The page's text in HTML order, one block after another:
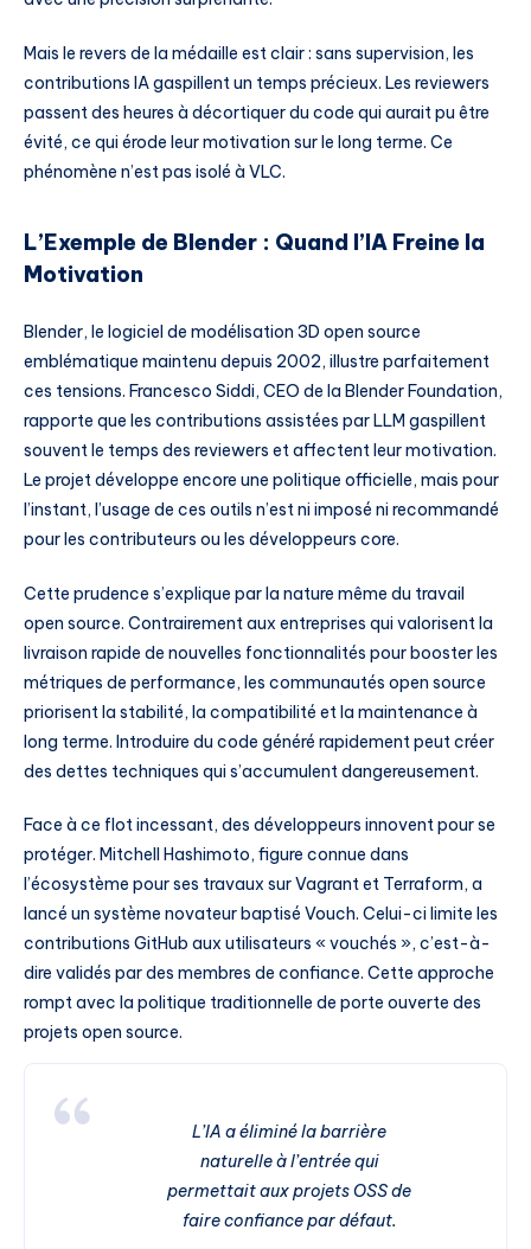
Mais le revers de la médaille est clair : sans supervision, les
contributions IA gaspillent un temps précieux. Les reviewers
passent des heures à décortiquer du code qui aurait pu être
évité, ce qui érode leur motivation sur le long terme. Ce
phénomène n’est pas isolé à VLC.
L’Exemple de Blender : Quand l’IA Freine la
Motivation
Blender, le logiciel de modélisation 3D open source
emblématique maintenu depuis 2002, illustre parfaitement
ces tensions. Francesco Siddi, CEO de la Blender Foundation,
rapporte que les contributions assistées par LLM gaspillent
souvent le temps des reviewers et affectent leur motivation.
Le projet développe encore une politique officielle, mais pour
l’instant, l’usage de ces outils n’est ni imposé ni recommandé
pour les contributeurs ou les développeurs core.
Cette prudence s’explique par la nature même du travail
open source. Contrairement aux entreprises qui valorisent la
livraison rapide de nouvelles fonctionnalités pour booster les
métriques de performance, les communautés open source
priorisent la stabilité, la compatibilité et la maintenance à
long terme. Introduire du code généré rapidement peut créer
des dettes techniques qui s’accumulent dangereusement.
Face à ce flot incessant, des développeurs innovent pour se
protéger. Mitchell Hashimoto, figure connue dans
l’écosystème pour ses travaux sur Vagrant et Terraform, a
lancé un système novateur baptisé Vouch. Celui-ci limite les
contributions GitHub aux utilisateurs « vouchés », c’est-à-
dire validés par des membres de confiance. Cette approche
rompt avec la politique traditionnelle de porte ouverte des
projets open source.
L’IA a éliminé la barrière
naturelle à l’entrée qui
permettait aux projets OSS de
faire confiance par défaut.